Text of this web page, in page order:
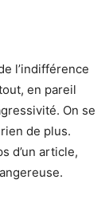
l’indifférence
en pareil
On se
de plus.
d’un article,